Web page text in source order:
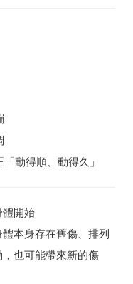
動得順、動得久」
體開始
本身存在舊傷、排列
也可能帶來新的傷